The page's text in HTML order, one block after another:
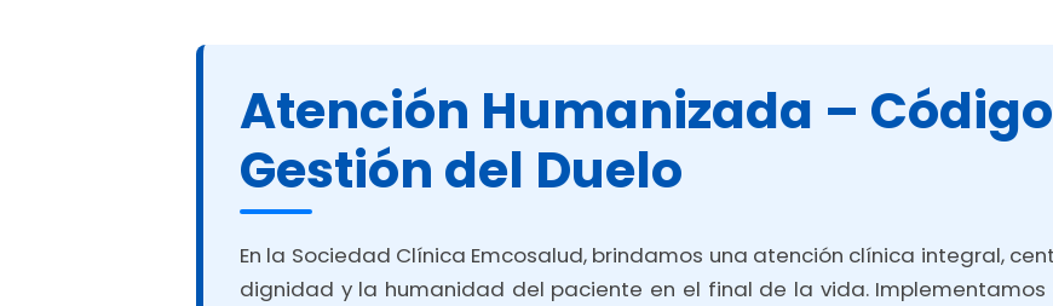
Atención Humanizada –
Gestión del Duelo
En la Sociedad Clínica Emcosalud, brindamos una atención clínica integral,
dignidad y la humanidad del paciente en el final de la vida. Implementamos